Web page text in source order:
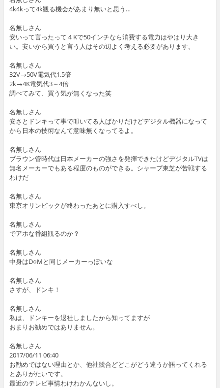
4k4kって4k観る機会があまり無いと思う…
名無しさん
安いって言ったって４Kで50インチなら消費する電力はやはり大き
い。安いから買うと言う人はその辺よく考える必要があります。
名無しさん
32V→50V電気代1.5倍
2k→4K電気代3～4倍
調べてみて、買う気が無くなった笑
名無しさん
安さとドンキって事で叩いてる人ばかりだけどデジタル機器になって
から日本の技術なんて意味無くなってるよ。
名無しさん
ブラウン管時代は日本メーカーの強さを発揮できたけどデジタルTVは
無名メーカーでもある程度のものができる。シャープ東芝が苦戦する
わけだ
名無しさん
東京オリンピックが終わったあとに購入すべし。
名無しさん
でアホな番組観るのか？
名無しさん
中身はD○Mと同じメーカーっぽいな
名無しさん
さすが、ドンキ！
名無しさん
私は、ドンキーを退社しましたから知ってますが
おまりお勧めではありません。
名無しさん
2017/06/11 06:40
お勧めではない理由とか、他社競合どどこがどう違うか語ってくれる
とありがたいです。
最近のテレビ事情わけわかんないし。